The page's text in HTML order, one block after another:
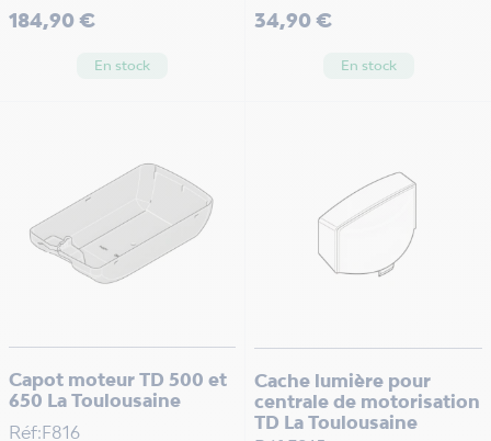
Prix
184,90 €
En stock
Prix
34,90 €
En stock
Capot moteur TD 500 et
650 La Toulousaine
Réf:F816
Cache lumière pour
centrale de motorisation
TD La Toulousaine